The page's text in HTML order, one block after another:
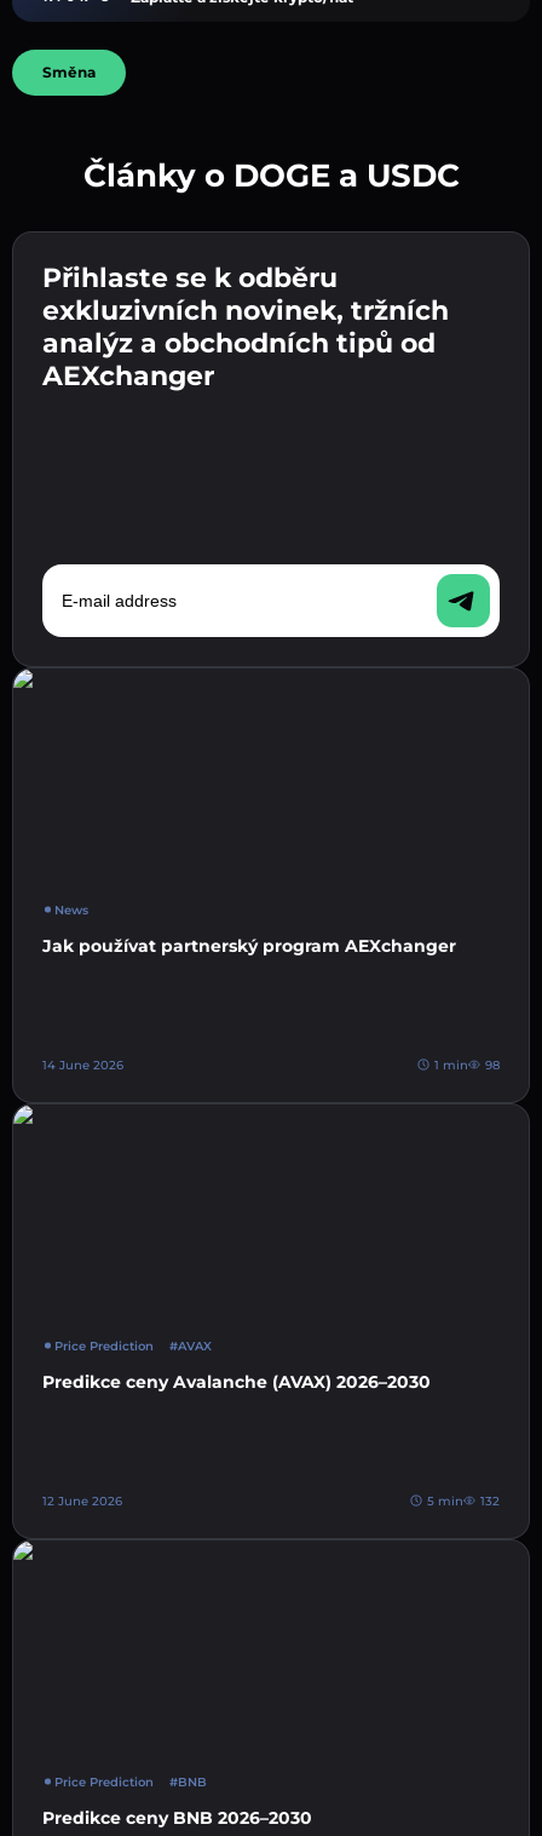
Zadejte adresu své kryptopeněženky 👉
pokračujte k dalšímu kroku.
Potvrďte svou totožnost 👉 pokračujte k
poslednímu kroku.
Odešlete vklad 👉 obdržíte kryptoměnu nebo
fiat měnu ve své peněžence.
Směna
Články o DOGE a USDC
Přihlaste se k odběru
exkluzivních novinek, tržních
analýz a obchodních tipů od
AEXchanger
E-mail address
News
Jak používat partnerský program AEXchanger
14 June 2026 1 min 98
Price Prediction #AVAX
Predikce ceny Avalanche (AVAX) 2026–2030
12 June 2026 5 min 132
Price Prediction #BNB
Predikce ceny BNB 2026–2030